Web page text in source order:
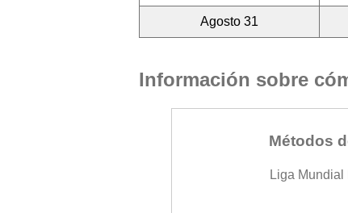
Agosto 31
Información sobre
Métodos
Liga Mundial